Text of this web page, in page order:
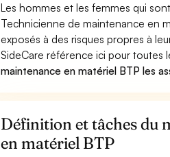
Les hommes et les femmes qui
Technicienne de maintenance en
exposés à des risques propres à
SideCare référence ici pour toutes
maintenance en matériel BTP les
Définition et tâches du
en matériel BTP